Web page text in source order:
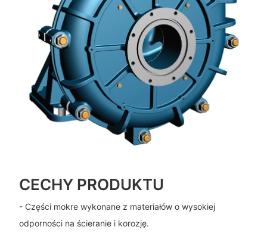
CECHY PRODUKTU
- Części mokre wykonane z materiałów o wysokiej
odporności na ścieranie i korozję.